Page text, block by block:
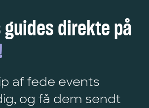
guides direkte på
af fede events
og få dem sendt